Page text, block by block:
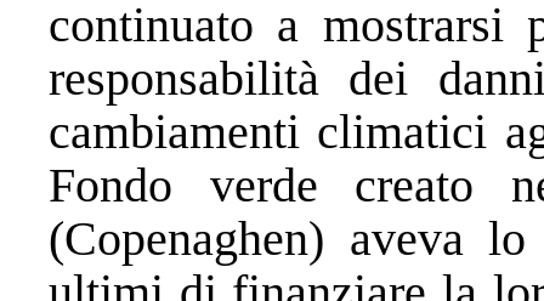
continuato a mostrarsi
responsabilità dei
cambiamenti climatici
Fondo verde creato
(Copenaghen) aveva